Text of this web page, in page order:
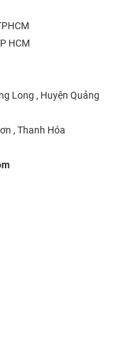
HCM
Long , Huyện Quảng
, Thanh Hóa